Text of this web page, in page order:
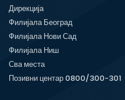
Дирекција
Филијала Београд
Филијала Нови Сад
Филијала Ниш
Сва места
Позивни центар 0800/300-301